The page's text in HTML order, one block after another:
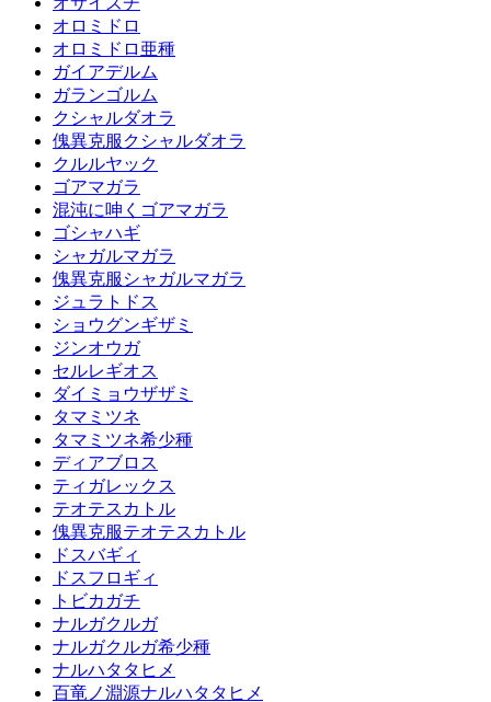
オロミドロ
オロミドロ亜種
ガイアデルム
ガランゴルム
クシャルダオラ
傀異克服クシャルダオラ
クルルヤック
ゴアマガラ
混沌に呻くゴアマガラ
ゴシャハギ
シャガルマガラ
傀異克服シャガルマガラ
ジュラトドス
ショウグンギザミ
ジンオウガ
セルレギオス
ダイミョウザザミ
タマミツネ
タマミツネ希少種
ディアブロス
ティガレックス
テオテスカトル
傀異克服テオテスカトル
ドスバギィ
ドスフロギィ
トビカガチ
ナルガクルガ
ナルガクルガ希少種
ナルハタタヒメ
百竜ノ淵源ナルハタタヒメ